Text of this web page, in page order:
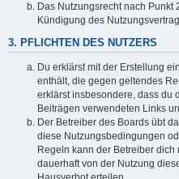
Das Nutzungsrecht nach Punkt
Kündigung des
3. PFLICHTEN DES NUTZERS
Du erklärst mit der Erstellung
enthält, die gegen geltendes
erklärst insbesondere, dass du
Beiträgen verwendeten Links
Der Betreiber des Boards übt
diese Nutzungsbedingungen
Regeln kann der Betreiber
dauerhaft von der Nutzung